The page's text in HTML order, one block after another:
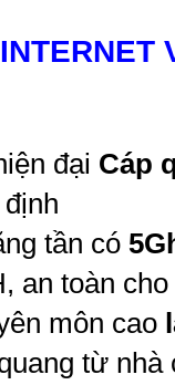
đại Cáp
tần có
an toàn
môn cao
từ nhà